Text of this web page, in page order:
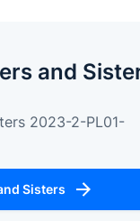
and
2023-2-PL01-
Sisters